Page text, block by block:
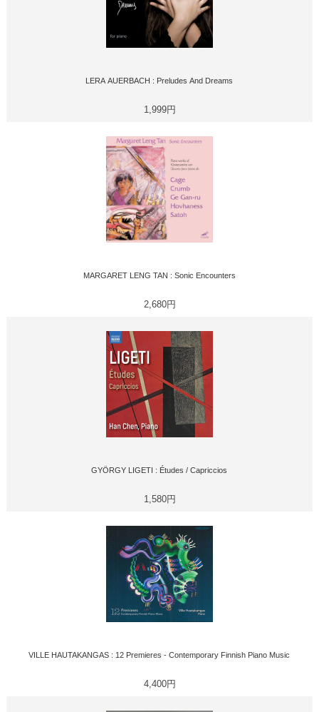
LERA AUERBACH : Preludes And Dreams
1,999円
MARGARET LENG TAN : Sonic Encounters
2,680円
GYÖRGY LIGETI : Études / Capriccios
1,580円
VILLE HAUTAKANGAS : 12 Premieres - Contemporary Finnish Piano Music
4,400円